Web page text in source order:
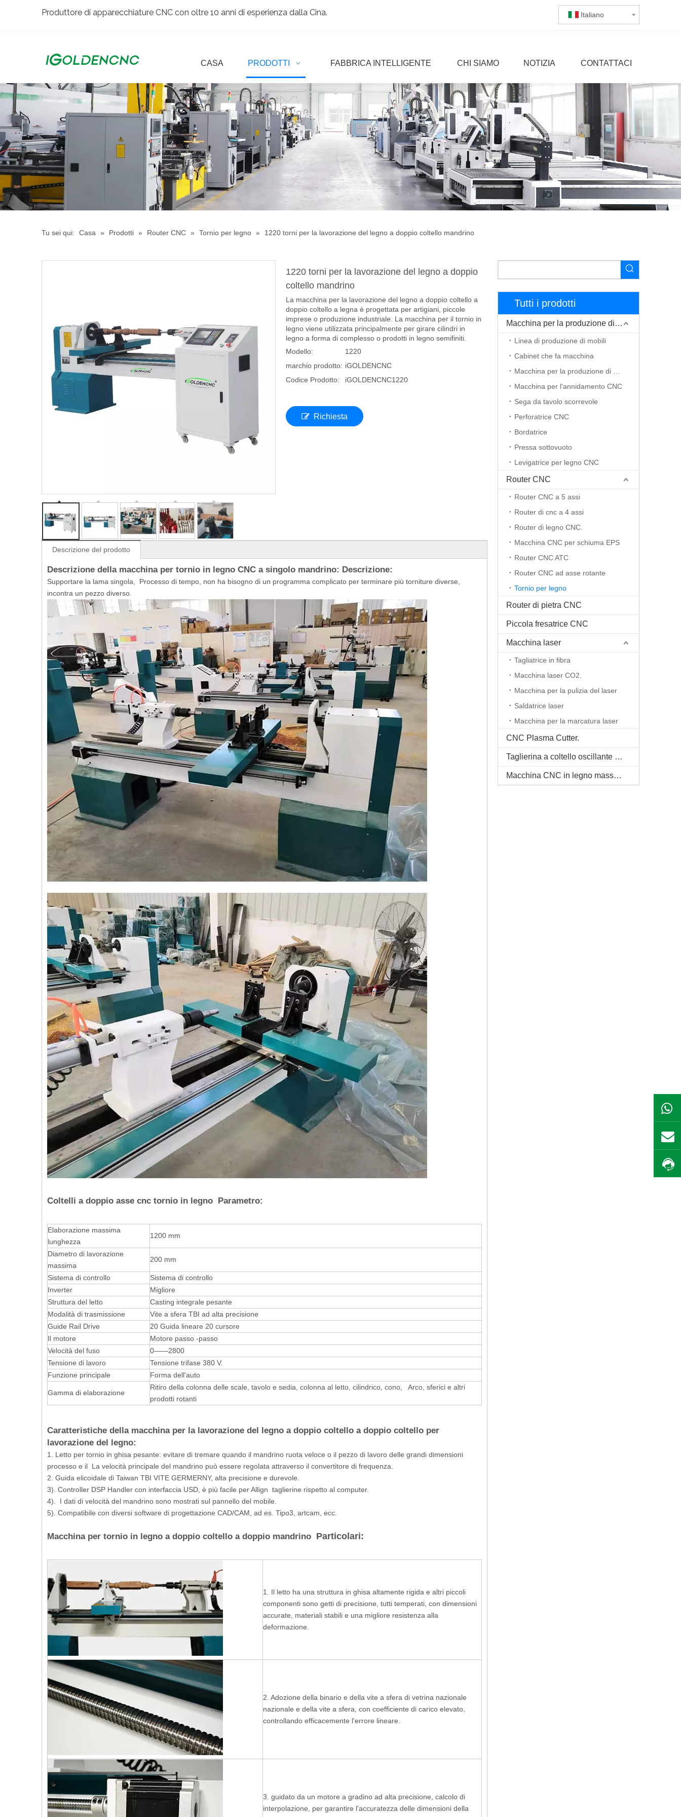
Produttore di apparecchiature CNC con oltre 10 anni di esperienza dalla Cina. Italiano
CASA PRODOTTI FABBRICA INTELLIGENTE CHI SIAMO NOTIZIA CONTATTACI
Tu sei qui: Casa » Prodotti » Router CNC » Tornio per legno » 1220 torni per la lavorazione del legno a doppio coltello mandrino
1220 torni per la lavorazione del legno a doppio
coltello mandrino
La macchina per la lavorazione del legno a doppio coltello a
doppio coltello a legna è progettata per artigiani, piccole
imprese o produzione industriale. La macchina per il tornio in
legno viene utilizzata principalmente per girare cilindri in
legno a forma di complesso o prodotti in legno semifiniti.
Modello:
1220
marchio prodotto: iGOLDENCNC
Codice Prodotto:
iGOLDENCNC1220
Richiesta
Descrizione del prodotto
Descrizione della macchina per tornio in legno CNC a singolo mandrino: Descrizione:
Supportare la lama singola, Processo di tempo, non ha bisogno di un programma complicato per terminare più torniture diverse,
incontra un pezzo diverso.
Coltelli a doppio asse cnc tornio in legno Parametro:
Elaborazione massima
lunghezza
1200 mm
Diametro di lavorazione
massima
200 mm
Sistema di controllo
Sistema di controllo
Inverter
Migliore
Struttura del letto
Casting integrale pesante
Modalità di trasmissione
Vite a sfera TBI ad alta precisione
Guide Rail Drive
20 Guida lineare 20 cursore
Il motore
Motore passo -passo
Velocità del fuso
0——2800
Tensione di lavoro
Tensione trifase 380 V.
Funzione principale
Forma dell'auto
Gamma di elaborazione
Ritiro della colonna delle scale, tavolo e sedia, colonna al letto, cilindrico, cono, Arco, sferici e altri
prodotti rotanti
Caratteristiche della macchina per la lavorazione del legno a doppio coltello a doppio coltello per
lavorazione del legno:
1. Letto per tornio in ghisa pesante: evitare di tremare quando il mandrino ruota veloce o il pezzo di lavoro delle grandi dimensioni
processo e il La velocità principale del mandrino può essere regolata attraverso il convertitore di frequenza.
2. Guida elicoidale di Taiwan TBI VITE GERMERNY, alta precisione e durevole.
3). Controller DSP Handler con interfaccia USD, è più facile per Allign taglierine rispetto al computer.
4). I dati di velocità del mandrino sono mostrati sul pannello del mobile.
5). Compatibile con diversi software di progettazione CAD/CAM, ad es. Tipo3, artcam, ecc.
Macchina per tornio in legno a doppio coltello a doppio mandrino Particolari:
1. Il letto ha una struttura in ghisa altamente rigida e altri piccoli
componenti sono getti di precisione, tutti temperati, con dimensioni
accurate, materiali stabili e una migliore resistenza alla
deformazione.
2. Adozione della binario e della vite a sfera di vetrina nazionale
nazionale e della vite a sfera, con coefficiente di carico elevato,
controllando efficacemente l'errore lineare.
3. guidato da un motore a gradino ad alta precisione, calcolo di
interpolazione, per garantire l'accuratezza delle dimensioni della
Tutti i prodotti
Macchina per la produzione di mobili
Linea di produzione di mobili
Cabinet che fa macchina
Macchina per l'annidamento CNC
Sega da tavolo scorrevole
Perforatrice CNC
Bordatrice
Pressa sottovuoto
Levigatrice per legno CNC
Router CNC
Router CNC a 5 assi
Router di cnc a 4 assi
Router di legno CNC.
Macchina CNC per schiuma EPS
Router CNC ATC
Router CNC ad asse rotante
Tornio per legno
Router di pietra CNC
Piccola fresatrice CNC
Macchina laser
Tagliatrice in fibra
Macchina laser CO2.
Macchina per la pulizia del laser
Saldatrice laser
Macchina per la marcatura laser
CNC Plasma Cutter.
Taglierina a coltello oscillante CNC
Macchina CNC in legno massello